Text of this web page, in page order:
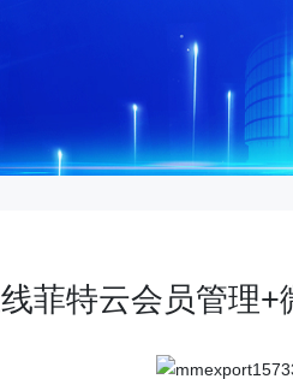
菲特云会员管理+